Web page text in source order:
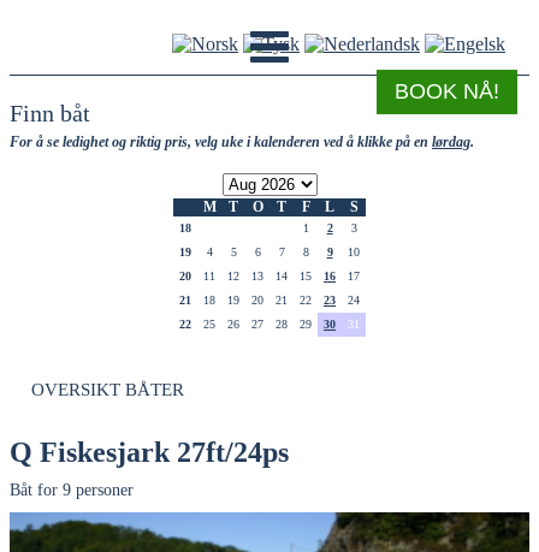
BOOK NÅ!
Finn båt
For å se ledighet og riktig pris, velg uke i kalenderen ved å klikke på en lørdag.
M T O T F L S
18 1 2
3
19
4 5 6 7 8 9
10
20
11 12 13 14 15 16
17
21
18 19 20 21 22 23
24
22
25 26 27 28 29 30 31
OVERSIKT BÅTER
Q Fiskesjark 27ft/24ps
Båt for 9 personer